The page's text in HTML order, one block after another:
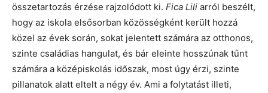
összetartozás érzése rajzolódott ki. Fica Lili arról beszélt,
hogy az iskola elsősorban közösségként került hozzá
közel az évek során, sokat jelentett számára az otthonos,
szinte családias hangulat, és bár eleinte hosszúnak tűnt
számára a középiskolás időszak, most úgy érzi, szinte
pillanatok alatt eltelt a négy év. Ami a folytatást illeti,